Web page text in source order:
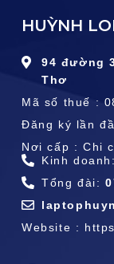
HUỲNH
94 đường
Thơ
Mã số thuế :
Đăng ký lần
Nơi cấp : Chi
Kinh
Tổng đài:
Website :